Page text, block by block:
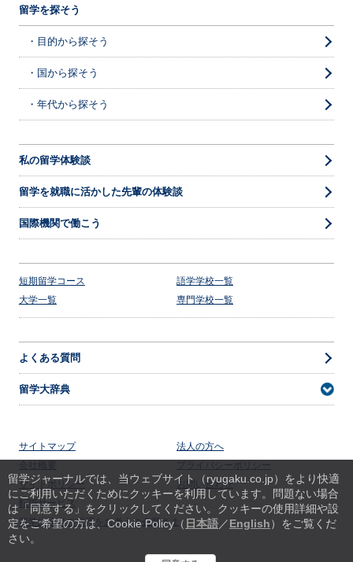
留学ジャーナルでは、当ウェブサイト（ryugaku.co.jp）をより快適
にご利用いただくためにクッキーを利用しています。
問題ない場合
は「同意する」をクリックしてください。クッキーの使用詳細や設
定をご希望の方は、Cookie Policy（ 日本語／English）をご覧くだ
さい。
留学を探そう
・目的から探そう
・国から探そう
・年代から探そう
私の留学体験談
留学を就職に活かした先輩の体験談
国際機関で働こう
短期留学コース
語学学校一覧
大学一覧
専門学校一覧
よくある質問
留学大辞典
サイトマップ
法人の方へ
会社概要
プライバシーポリシー
サイトポリシー
お問い合わせ
転職サービス
留学経験者の採用をお考えの企業さま